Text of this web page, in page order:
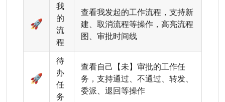
🚀
我
的
流
程
查看我发起的工作流程，支持新
建、取消流程等操作，高亮流程
图、审批时间线
🚀
待
办
任
务
查看自己【未】审批的工作任
务，支持通过、不通过、转发、
委派、退回等操作